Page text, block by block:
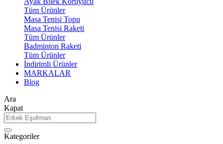
Tüm Ürünler
Masa Tenisi Topu
Masa Tenisi Raketi
Tüm Ürünler
Badminton Raketi
Tüm Ürünler
İndirimli Ürünler
MARKALAR
Blog
Ara
Kapat
Kategoriler